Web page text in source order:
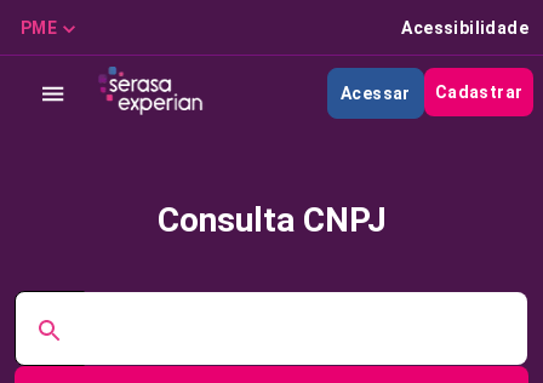
PME Acessibilidade
Acessar Cadastrar
Consulta CNPJ